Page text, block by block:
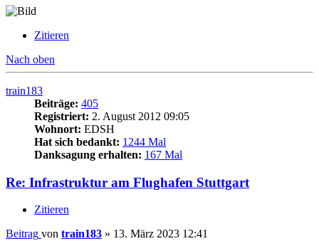
Zitieren
Nach oben
train183
Beiträge: 405
Registriert: 2. August 2012 09:05
Wohnort: EDSH
Hat sich bedankt: 1244 Mal
Danksagung erhalten: 167 Mal
Re: Infrastruktur am Flughafen Stuttgart
Zitieren
Beitrag von train183 » 13. März 2023 12:41